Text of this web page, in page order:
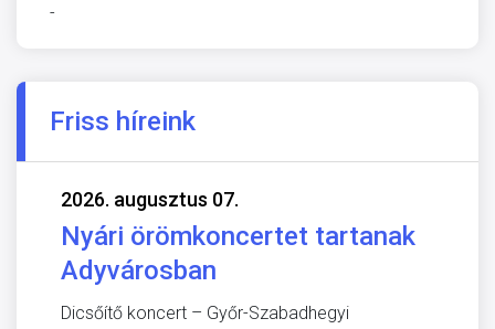
-
Friss híreink
2026. augusztus 07.
Nyári örömkoncertet tartanak
Adyvárosban
Dicsőítő koncert – Győr-Szabadhegyi